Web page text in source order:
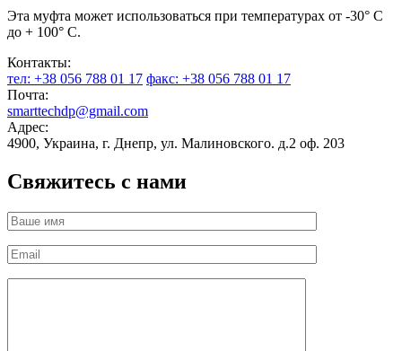
Эта муфта может использоваться при температурах от -30° C
до + 100° C.
Контакты:
тел: +38 056 788 01 17 факс: +38 056 788 01 17
Почта:
smarttechdp@gmail.com
Адрес:
4900, Украина, г. Днепр, ул. Малиновского. д.2 оф. 203
Свяжитесь с нами